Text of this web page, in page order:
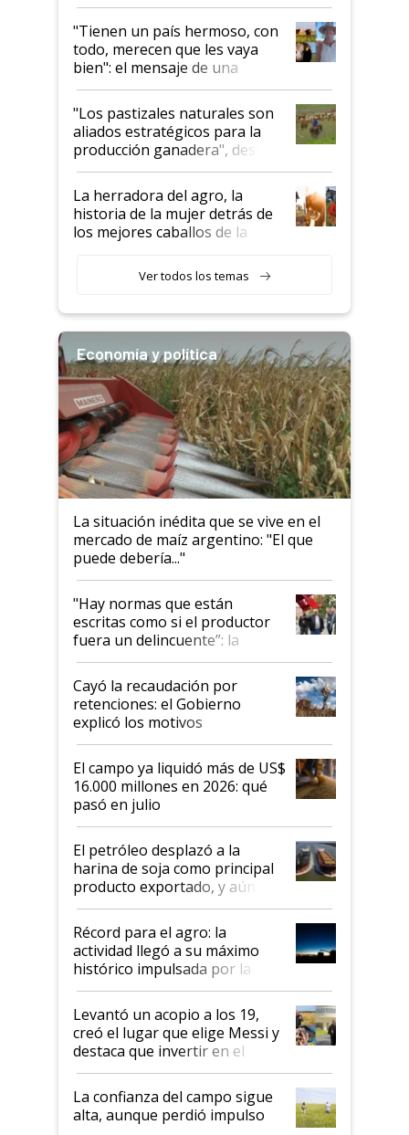
"Tienen un país hermoso, con
todo, merecen que les vaya
bien": el mensaje de una
ganadera uruguaya sobre las
oportunidades que se abren
para el agro en Argentina, con
foco en la carne
"Los pastizales naturales son
aliados estratégicos para la
producción ganadera", destaca
la iniciativa que ya reúne a 46
establecimientos en Argentina
La herradora del agro, la
historia de la mujer detrás de
los mejores caballos de la
todavía hacen sufrir a estos
animales: "Mientras me
Ver todos los temas
Economía y política
La situación inédita que se vive en el
mercado de maíz argentino: "El que
puede debería..."
"Hay normas que están
escritas como si el productor
fuera un delincuente”: la
desregulación llegó al
Congreso Aapresid y hasta se
habló del financiamiento al
IPCVA
Cayó la recaudación por
retenciones: el Gobierno
explicó los motivos
El campo ya liquidó más de US$
16.000 millones en 2026: qué
pasó en julio
El petróleo desplazó a la
harina de soja como principal
producto exportado, y aún así
el agro aportó casi seis de cada
diez dólares y sostuvo el
liderazgo en un semestre
récord
Récord para el agro: la
actividad llegó a su máximo
histórico impulsada por la
cosecha y las exportaciones
Levantó un acopio a los 19,
creó el lugar que elige Messi y
destaca que invertir en el
kirchnerismo era como "darle
plata a un hijo para droga":
Juan Félix Rossetti, el libertario
que de una dura crisis salió
La confianza del campo sigue
alta, aunque perdió impulso